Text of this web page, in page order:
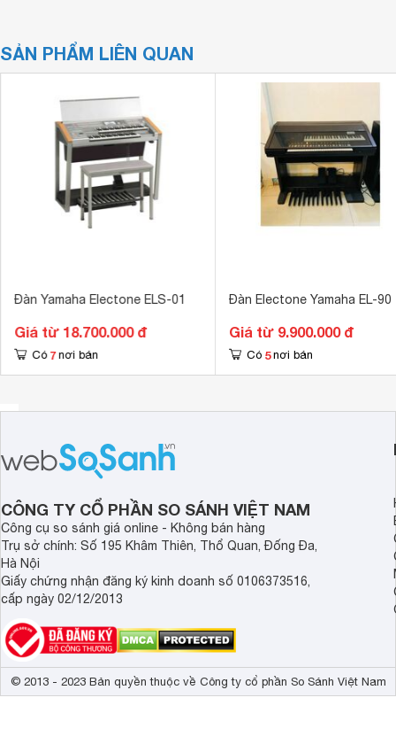
SẢN PHẨM LIÊN QUAN
Đàn Yamaha Electone ELS-01
Giá từ 18.700.000 đ
Có 7 nơi bán
Đàn Electone Yamaha EL-90
Giá từ 9.900.000 đ
Có 5 nơi bán
CÔNG TY CỔ PHẦN SO SÁNH VIỆT NAM
Công cụ so sánh giá online - Không bán hàng
Trụ sở chính: Số 195 Khâm Thiên, Thổ Quan, Đống Đa,
Hà Nội
Giấy chứng nhận đăng ký kinh doanh số 0106373516,
cấp ngày 02/12/2013
© 2013 - 2023 Bản quyền thuộc về Công ty cổ phần So Sánh Việt Nam